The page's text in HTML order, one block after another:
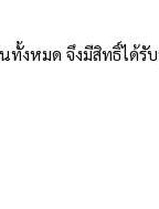
นทั้งหมด จึงมีสิทธิ์